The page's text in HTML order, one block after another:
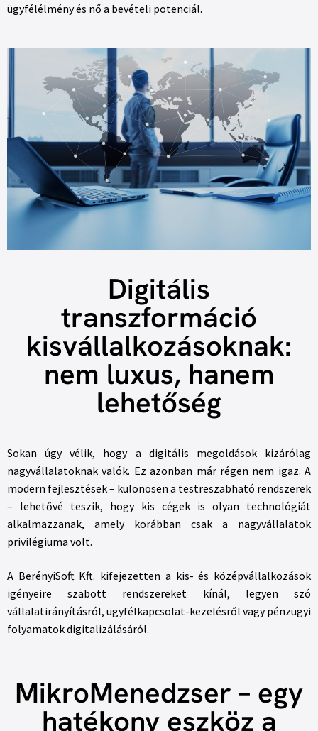
ügyfélélmény és nő a bevételi potenciál.
Digitális
transzformáció
kisvállalkozásoknak:
nem luxus, hanem
lehetőség
Sokan úgy vélik, hogy a digitális megoldások kizárólag
nagyvállalatoknak valók. Ez azonban már régen nem igaz. A
modern fejlesztések – különösen a testreszabható rendszerek
– lehetővé teszik, hogy kis cégek is olyan technológiát
alkalmazzanak, amely korábban csak a nagyvállalatok
privilégiuma volt.
A BerényiSoft Kft. kifejezetten a kis- és középvállalkozások
igényeire szabott rendszereket kínál, legyen szó
vállalatirányításról, ügyfélkapcsolat-kezelésről vagy pénzügyi
folyamatok digitalizálásáról.
MikroMenedzser – egy
hatékony eszköz a